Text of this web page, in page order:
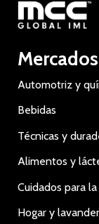
Mercados
Automotriz y
Bebidas
Técnicas y
Alimentos y
Cuidados para
Hogar y